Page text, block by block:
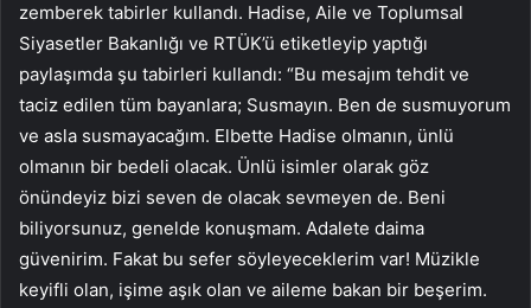
zemberek tabirler kullandı. Hadise, Aile ve Toplumsal
Siyasetler Bakanlığı ve RTÜK’ü etiketleyip yaptığı
paylaşımda şu tabirleri kullandı: “Bu mesajım tehdit ve
taciz edilen tüm bayanlara; Susmayın. Ben de susmuyorum
ve asla susmayacağım. Elbette Hadise olmanın, ünlü
olmanın bir bedeli olacak. Ünlü isimler olarak göz
önündeyiz bizi seven de olacak sevmeyen de. Beni
biliyorsunuz, genelde konuşmam. Adalete daima
güvenirim. Fakat bu sefer söyleyeceklerim var! Müzikle
keyifli olan, işime aşık olan ve aileme bakan bir beşerim.